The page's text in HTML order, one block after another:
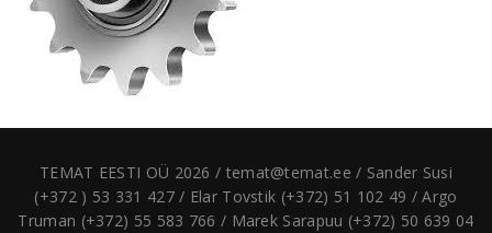
TEMAT EESTI OÜ 2026 / temat@temat.ee / Sander Susi
(+372 ) 53 331 427 / Elar Tovstik (+372) 51 102 49 / Argo
Truman (+372) 55 583 766 / Marek Sarapuu (+372) 50 639 04